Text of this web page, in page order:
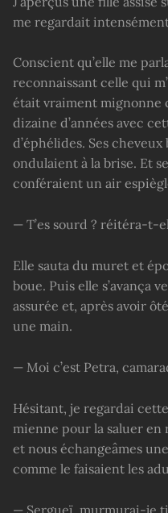
me regardait
Conscient qu’elle me
reconnaissant celle qui
était vraiment mignonne
dizaine d’années avec
d’éphélides. Ses
ondulaient à la brise. Et
conféraient un air
— T’es sourd ? réitéra-t-
Elle sauta du muret et
boue. Puis elle s’avança
assurée et, après avoir
une main.
— Moi c’est Petra,
Hésitant, je regardai
mienne pour la saluer en
et nous échangeâmes
comme le faisaient les
— Sergueï, murmurai-je